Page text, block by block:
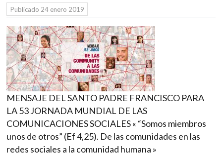
Publicado 24 enero 2019
MENSAJE DEL SANTO PADRE FRANCISCO PARA
LA 53 JORNADA MUNDIAL DE LAS
COMUNICACIONES SOCIALES « “Somos miembros
unos de otros” (Ef 4,25). De las comunidades en las
redes sociales a la comunidad humana »